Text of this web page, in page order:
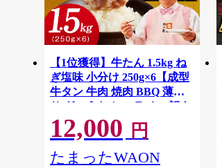
【1位獲得】牛たん 1.5kg ね
ぎ塩味 小分け 250g×6【成型
牛タン 牛肉 焼肉 BBQ 薄切
り ぎゅうたん スライス 訳あ
り サイズ不揃い】 G4721
12,000 円
たまったWAON